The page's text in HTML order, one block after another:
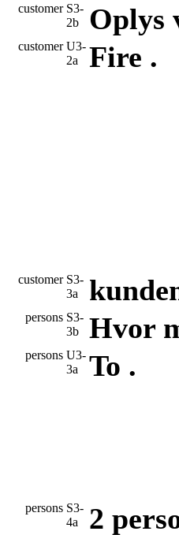
customer S3-
2b
Oplys
customer U3-
2a
Fire .
customer S3-
3a
persons S3-
3b
Hvor
persons U3-
3a
To .
persons S3-
4a
2